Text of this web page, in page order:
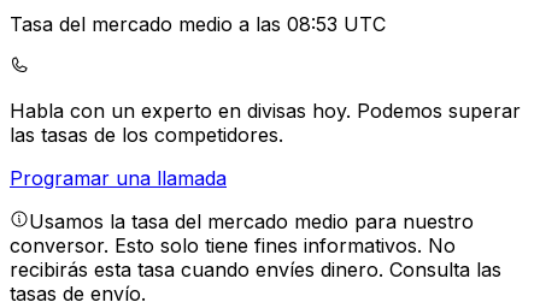
Tasa del mercado medio a las 08:53 UTC
Habla con un experto en divisas hoy. Podemos superar
las tasas de los competidores.
Programar una llamada
Usamos la tasa del mercado medio para nuestro
conversor. Esto solo tiene fines informativos. No
recibirás esta tasa cuando envíes dinero. Consulta las
tasas de envío.